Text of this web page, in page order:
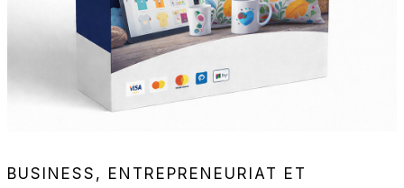
BUSINESS, ENTREPRENEURIAT ET